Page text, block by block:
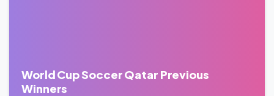
World Cup Soccer Qatar Previous
Winners